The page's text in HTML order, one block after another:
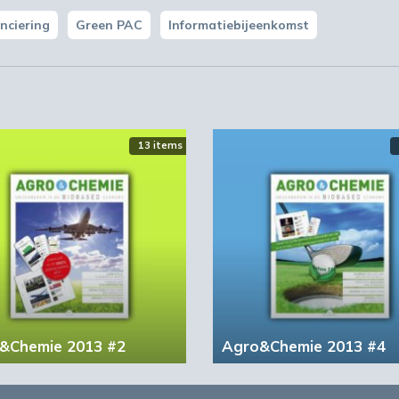
Green PAC Informatiebijeenkomst
13 items
2013 #2 Agro&Chemie 2013 #4